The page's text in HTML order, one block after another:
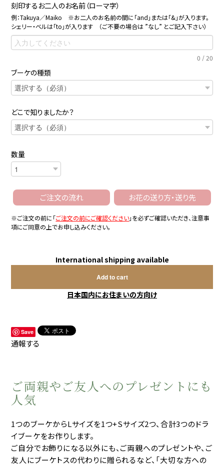
ご両親やご友人へのプレゼントにも
人気
1つのブーケからLサイズを1つ+Sサイズ2つ、合計3つのドラ
イブーケをお作りします。
ご自分でお飾りになる以外にも、ご両親へのプレゼントや、ご
友人にブーケトスの代わりに贈られるなど、「大切な方への
刻印するお二人のお名前（ローマ字）
例：Takuya／Maiko ※お二人のお名前の間に「and」または「&」が入ります。
シェリー・ベルは「to」が入ります （ご不要の場合は ”なし” とご記入下さい）
0 /20
ブーケの種類
どこで知りましたか？
数量
ご注文の流れ お花の送り方・送り先
※ご注文の前に「ご注文の前にご確認ください」を必ずご確認いただき、注意事
項にご同意の上でお申し込みください。
International shipping available
Add to cart
日本国内にお住まいの方向け
Save
通報する